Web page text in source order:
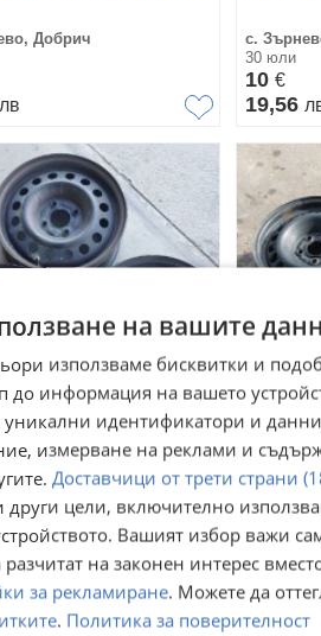
Добрич
лв
с.
30 юли
10 €
19,56
джанти за Рено
Добрич
лв
W210
с.
30 юли
25лв
на вашите
използваме бисквитки и
до информация на вашето
уникални идентификатори и
измерване на реклами и
Доставчици от трети страни
други цели, включително
Вашият избор важи
на законен интерес
за рекламиране. Можете да
. Политика за поверителност